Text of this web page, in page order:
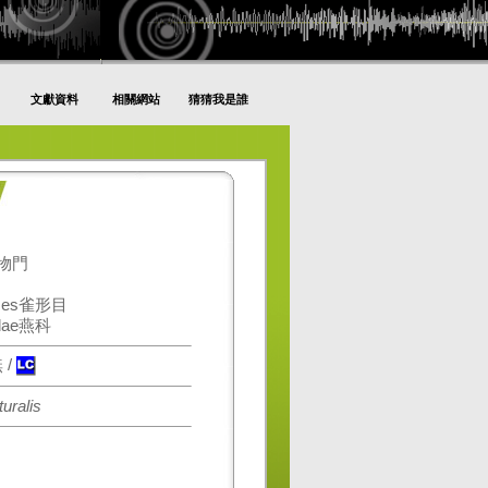
文獻資料 相關網站 猜猜我是誰
門
雀形目
燕科
/